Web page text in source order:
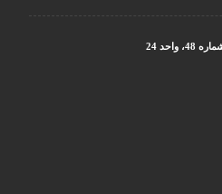
24